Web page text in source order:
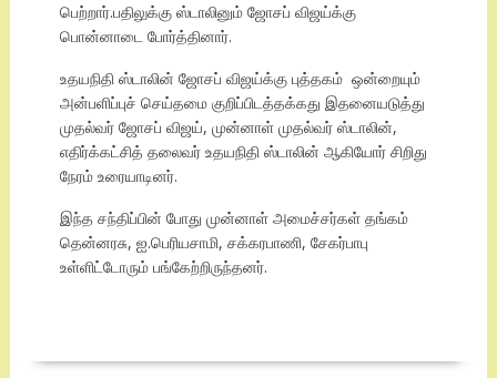
பெற்றார்.பதிலுக்கு ஸ்டாலினும் ஜோசப் விஜய்க்கு
பொன்னாடை போர்த்தினார்.
உதயநிதி ஸ்டாலின் ஜோசப் விஜய்க்கு புத்தகம் ஒன்றையும்
அன்பளிப்புச் செய்தமை குறிப்பிடத்தக்கது இதனையடுத்து
முதல்வர் ஜோசப் விஜய், முன்னாள் முதல்வர் ஸ்டாலின்,
எதிர்க்கட்சித் தலைவர் உதயநிதி ஸ்டாலின் ஆகியோர் சிறிது
நேரம் உரையாடினர்.
இந்த சந்திப்பின் போது முன்னாள் அமைச்சர்கள் தங்கம்
தென்னரசு, ஐ.பெரியசாமி, சக்கரபாணி, சேகர்பாபு
உள்ளிட்டோரும் பங்கேற்றிருந்தனர்.